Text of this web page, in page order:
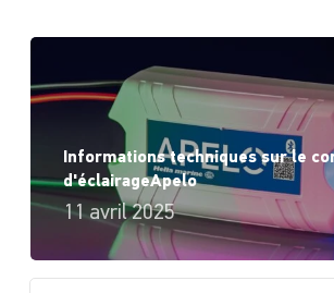
Informations techniques sur le
d'éclairageApelo
11 avril 2025